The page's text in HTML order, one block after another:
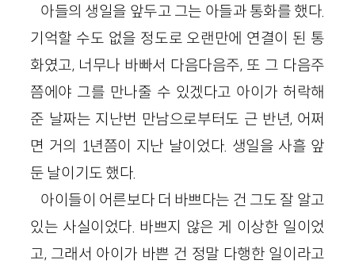
아들의 생일을 앞두고 그는 아들과 통화를 했다.
기억할 수도 없을 정도로 오랜만에 연결이 된 통
화였고, 너무나 바빠서 다음다음주, 또 그 다음주
쯤에야 그를 만나줄 수 있겠다고 아이가 허락해
준 날짜는 지난번 만남으로부터도 근 반년, 어쩌
면 거의 1년쯤이 지난 날이었다. 생일을 사흘 앞
둔 날이기도 했다.
아이들이 어른보다 더 바쁘다는 건 그도 잘 알고
있는 사실이었다. 바쁘지 않은 게 이상한 일이었
고, 그래서 아이가 바쁜 건 정말 다행한 일이라고